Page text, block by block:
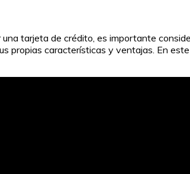
tarjeta de crédito, es importante
propias características y ventajas. En